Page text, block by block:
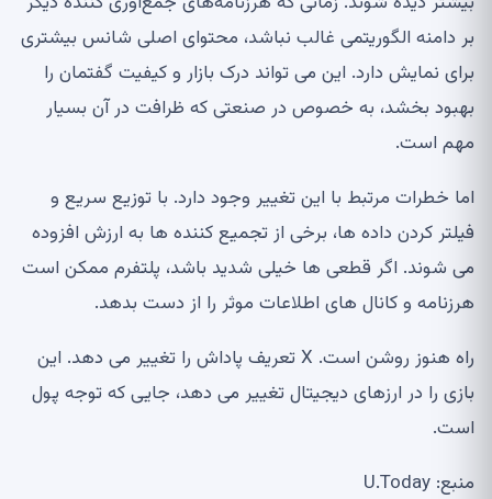
بر دامنه الگوریتمی غالب نباشد، محتوای اصلی شانس بیشتری
برای نمایش دارد. این می تواند درک بازار و کیفیت گفتمان را
بهبود بخشد، به خصوص در صنعتی که ظرافت در آن بسیار
مهم است.
اما خطرات مرتبط با این تغییر وجود دارد. با توزیع سریع و
فیلتر کردن داده ها، برخی از تجمیع کننده ها به ارزش افزوده
می شوند. اگر قطعی ها خیلی شدید باشد، پلتفرم ممکن است
هرزنامه و کانال های اطلاعات موثر را از دست بدهد.
راه هنوز روشن است. X تعریف پاداش را تغییر می دهد. این
بازی را در ارزهای دیجیتال تغییر می دهد، جایی که توجه پول
است.
منبع: U.Today